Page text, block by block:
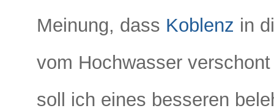
Meinung, dass Koblenz in
vom Hochwasser
soll ich eines besseren